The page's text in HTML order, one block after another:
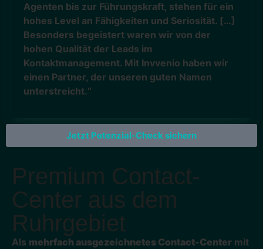
Agenten bis zur Führungskraft, stehen für ein
hohes Level an Fähigkeiten und Seriosität. […]
Besonders begeistert waren wir von der
hohen Qualität der Leads im
Kontaktmanagement. Mit Invvenio haben wir
einen Partner, der unseren guten Namen
unterstreicht.“
Jetzt Potenzial-Check sichern
Premium Contact-
Center aus dem
Ruhrgebiet​
Als mehrfach ausgezeichnetes Contact-Center mit